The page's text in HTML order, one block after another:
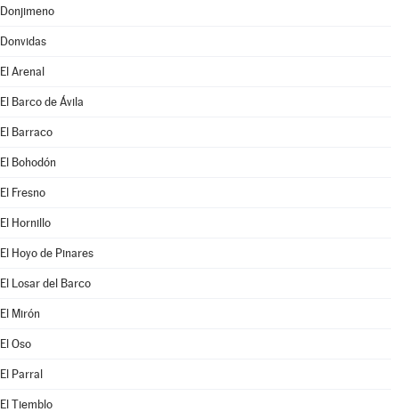
Donjimeno
Donvidas
El Arenal
El Barco de Ávila
El Barraco
El Bohodón
El Fresno
El Hornillo
El Hoyo de Pinares
El Losar del Barco
El Mirón
El Oso
El Parral
El Tiemblo